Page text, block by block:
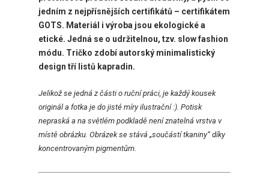
jedním z nejpřísnějších certifikátů – certifikátem
GOTS. Materiál i výroba jsou ekologické a
etické. Jedná se o udržitelnou, tzv. slow fashion
módu. Tričko zdobíautorský minimalistický
design tří listů kapradin.
Jelikož se jedná z části o ruční práci, je každý kousek
originál a fotka je do jisté míry ilustrační :). Potisk
nepraská a na světlém podkladě není znatelná vrstva v
místě obrázku. Obrázek se stává „součástí tkaniny“ díky
koncentrovaným pigmentům.